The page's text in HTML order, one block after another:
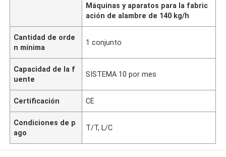
Máquinas y aparatos para la fabric
ación de alambre de 140 kg/h
Cantidad de orde
n mínima
1 conjunto
Capacidad de la f
uente
SISTEMA 10 por mes
Certificación CE
Condiciones de p
ago
T/T, L/C